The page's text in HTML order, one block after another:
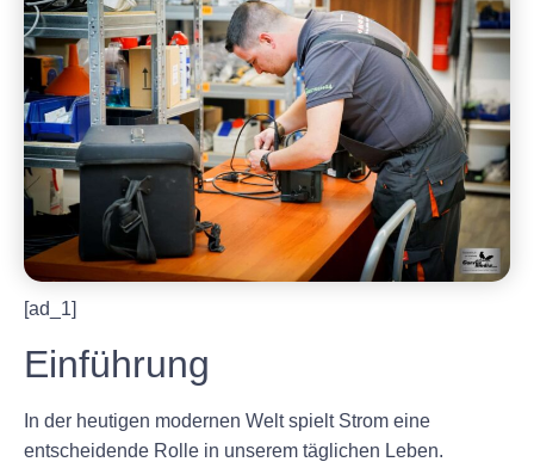
[ad_1]
Einführung
In der heutigen modernen Welt spielt Strom eine
entscheidende Rolle in unserem täglichen Leben.